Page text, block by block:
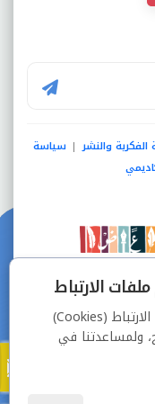
والنشر | سياسة
الارتباط
يستخدم هذا الموقع ملفات الارتباط (Cookies)
ولمساعدتنا في